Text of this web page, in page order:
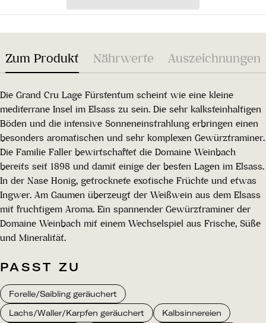
Zum Produkt Nährwerte Auszeichnungen
Die Grand Cru Lage Fürstentum scheint wie eine kleine
mediterrane Insel im Elsass zu sein. Die sehr kalksteinhaltigen
Böden und die intensive Sonneneinstrahlung erbringen einen
besonders aromatischen und sehr komplexen Gewürztraminer.
Die Familie Faller bewirtschaftet die Domaine Weinbach
bereits seit 1898 und damit einige der besten Lagen im Elsass.
In der Nase Honig, getrocknete exotische Früchte und etwas
Ingwer. Am Gaumen überzeugt der Weißwein aus dem Elsass
mit fruchtigem Aroma. Ein spannender Gewürztraminer der
Domaine Weinbach mit einem Wechselspiel aus Frische, Süße
und Mineralität.
PASST ZU
Forelle/Saibling geräuchert
Lachs/Waller/Karpfen geräuchert
Kalbsinnereien